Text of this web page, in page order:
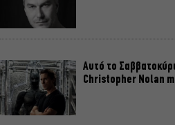
Αυτό το
Christopher Nolan